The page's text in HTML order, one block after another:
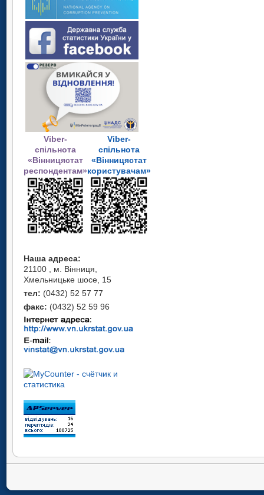
Viber-
спільнота
«Вінницястат
респондентам»
Viber-
спільнота
«Вінницястат
користувачам»
Наша адреса:
21100 , м. Вінниця,
Хмельницьке шосе, 15
тел: (0432) 52 57 77
факс: (0432) 52 59 96